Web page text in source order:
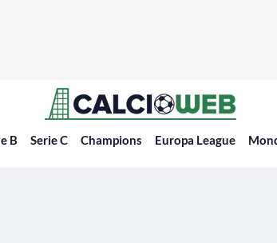
B Serie C Champions Europa League